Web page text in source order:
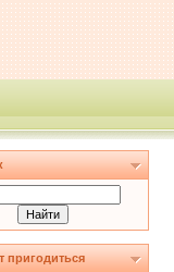
пригодиться